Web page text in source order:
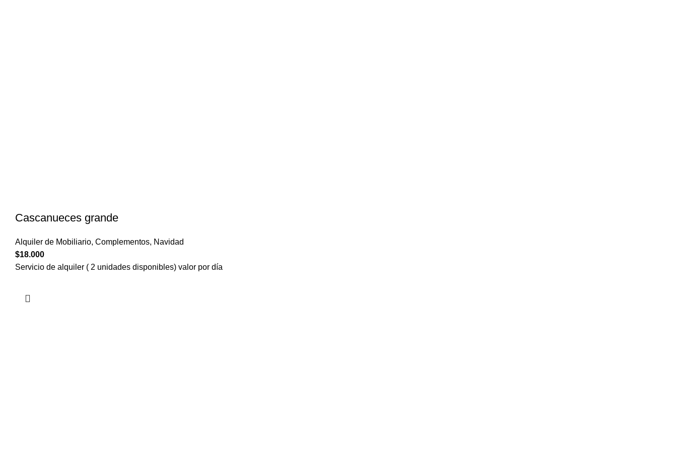
Cascanueces grande
Alquiler de Mobiliario, Complementos, Navidad
$18.000
Servicio de alquiler ( 2 unidades disponibles) valor por día